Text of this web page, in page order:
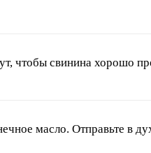
чтобы свинина хорошо
масло. Отправьте в